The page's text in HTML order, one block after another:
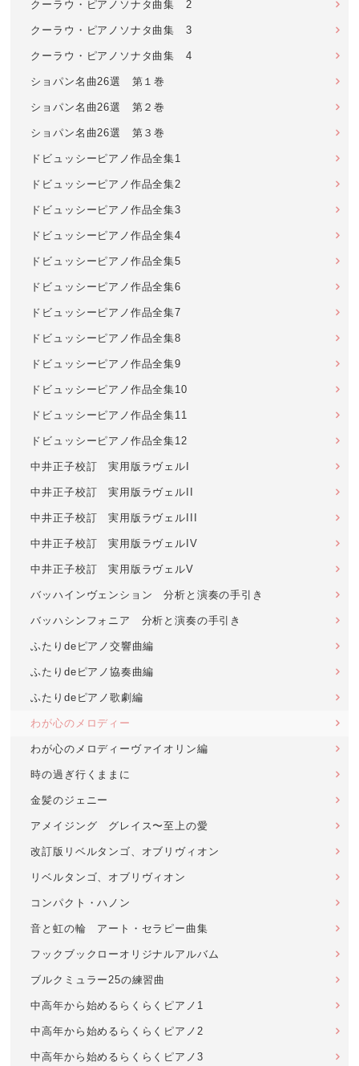
クーラウ・ピアノソナタ曲集 2
クーラウ・ピアノソナタ曲集 3
クーラウ・ピアノソナタ曲集 4
ショパン名曲26選 第１巻
ショパン名曲26選 第２巻
ショパン名曲26選 第３巻
ドビュッシーピアノ作品全集1
ドビュッシーピアノ作品全集2
ドビュッシーピアノ作品全集3
ドビュッシーピアノ作品全集4
ドビュッシーピアノ作品全集5
ドビュッシーピアノ作品全集6
ドビュッシーピアノ作品全集7
ドビュッシーピアノ作品全集8
ドビュッシーピアノ作品全集9
ドビュッシーピアノ作品全集10
ドビュッシーピアノ作品全集11
ドビュッシーピアノ作品全集12
中井正子校訂 実用版ラヴェルI
中井正子校訂 実用版ラヴェルII
中井正子校訂 実用版ラヴェルIII
中井正子校訂 実用版ラヴェルIV
中井正子校訂 実用版ラヴェルV
バッハインヴェンション 分析と演奏の手引き
バッハシンフォニア 分析と演奏の手引き
ふたりdeピアノ交響曲編
ふたりdeピアノ協奏曲編
ふたりdeピアノ歌劇編
わが心のメロディー
わが心のメロディーヴァイオリン編
時の過ぎ行くままに
金髪のジェニー
アメイジング グレイス〜至上の愛
改訂版リベルタンゴ、オブリヴィオン
リベルタンゴ、オブリヴィオン
コンパクト・ハノン
音と虹の輪 アート・セラピー曲集
フックブックローオリジナルアルバム
ブルクミュラー25の練習曲
中高年から始めるらくらくピアノ1
中高年から始めるらくらくピアノ2
中高年から始めるらくらくピアノ3